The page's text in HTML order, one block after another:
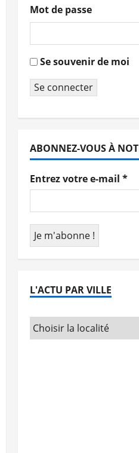
Mot de passe
Se souvenir de moi
Se connecter
ABONNEZ-VOUS À
Entrez votre e-mail *
L'ACTU PAR VILLE